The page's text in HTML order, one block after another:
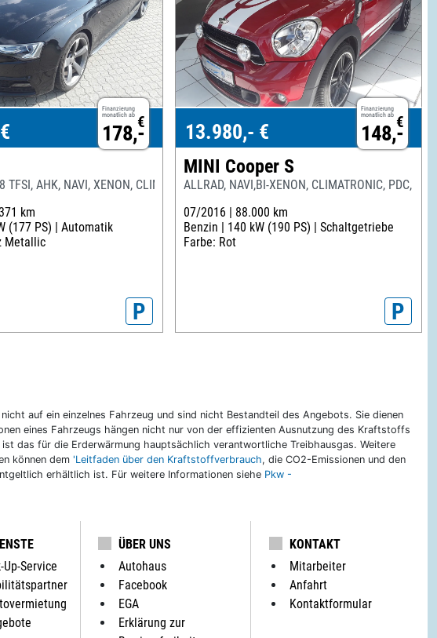
Finanzierung
monatlich ab €
178,-
TFSI, AHK, NAVI, XENON, CLIMATRONIC
km
(177 PS) | Automatik
Metallic
P
Finanzierung
monatlich ab €
148,-
13.980,- €
MINI Cooper S
ALLRAD, NAVI,BI-XENON, CLIMATRONIC, PDC,
07/2016 | 88.000 km
Benzin | 140 kW (190 PS) | Schaltgetriebe
Farbe: Rot
P
auf ein einzelnes Fahrzeug und sind nicht Bestandteil des Angebots. Sie dienen
eines Fahrzeugs hängen nicht nur von der effizienten Ausnutzung des Kraftstoffs
das für die Erderwärmung hauptsächlich verantwortliche Treibhausgas. Weitere
können dem 'Leitfaden über den Kraftstoffverbrauch, die CO2-Emissionen und den
erhältlich ist. Für weitere Informationen siehe Pkw -
Up-Service
ÜBER UNS
Autohaus
Facebook
EGA
Erklärung zur
KONTAKT
Mitarbeiter
Anfahrt
Kontaktformular